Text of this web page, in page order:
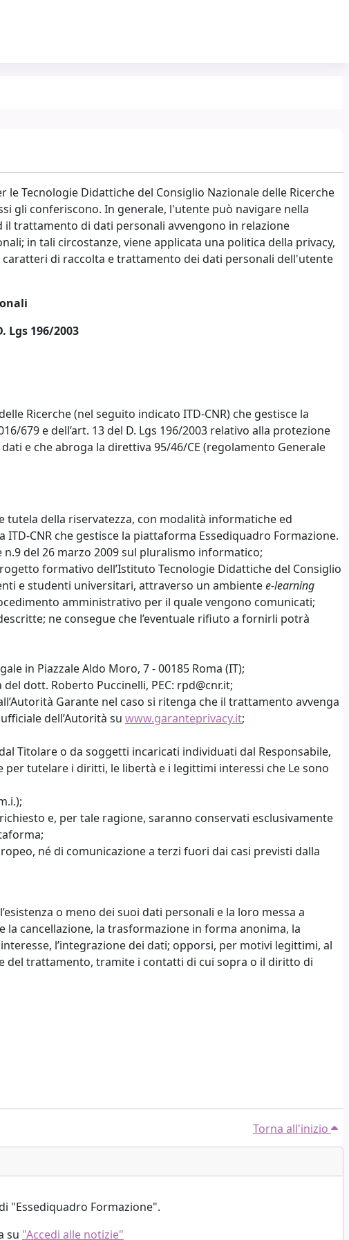
le Tecnologie Didattiche del Consiglio Nazionale delle Ricerche
gli conferiscono. In generale, l'utente può navigare nella
il trattamento di dati personali avvengono in relazione
in tali circostanze, viene applicata una politica della privacy,
di raccolta e trattamento dei dati personali dell'utente
Lgs 196/2003
Ricerche (nel seguito indicato ITD-CNR) che gestisce la
679 e dell’art. 13 del D. Lgs 196/2003 relativo alla protezione
e che abroga la direttiva 95/46/CE (regolamento Generale
della riservatezza, con modalità informatiche ed
CNR che gestisce la piattaforma Essediquadro Formazione.
del 26 marzo 2009 sul pluralismo informatico;
formativo dell’Istituto Tecnologie Didattiche del Consiglio
e studenti universitari, attraverso un ambientee-learning
amministrativo per il quale vengono comunicati;
ne consegue che l’eventuale rifiuto a fornirli potrà
in Piazzale Aldo Moro, 7 - 00185 Roma (IT);
dott. Roberto Puccinelli, PEC: rpd@cnr.it;
Garante nel caso si ritenga che il trattamento avvenga
dell’Autorità su www.garanteprivacy.it;
Titolare o da soggetti incaricati individuati dal Responsabile,
tutelare i diritti, le libertà e i legittimi interessi che Le sono
e, per tale ragione, saranno conservati esclusivamente
né di comunicazione a terzi fuori dai casi previsti dalla
o meno dei suoi dati personali e la loro messa a
cancellazione, la trasformazione in forma anonima, la
l’integrazione dei dati; opporsi, per motivi legittimi, al
del trattamento, tramite i contatti di cui sopra o il diritto di
Torna all'inizio
"Essediquadro Formazione".
su "Accedi alle notizie"